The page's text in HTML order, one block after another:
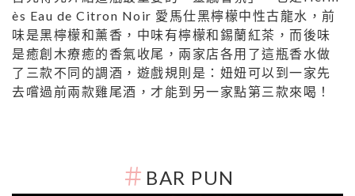
ès Eau de Citron Noir 愛馬仕黑檸檬中性古龍水，前
味是黑檸檬和薰香，中味有檸檬和錫蘭紅茶，而後味
是癒創木療癒的香氣收尾，兩家店各用了這瓶香水做
了三款不同的調酒，遊戲規則是：妞妞可以到一家先
去嚐過前兩款雞尾酒，才能到另一家點第三款來喝！
＃ BAR PUN